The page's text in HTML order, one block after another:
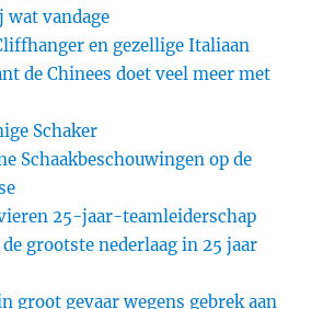
wat vandage
en gezellige Italiaan
de Chinees doet veel meer met
Schaker
Schaakbeschouwingen op de
vieren 25-jaar-teamleiderschap
grootste nederlaag in 25 jaar
groot gevaar wegens gebrek aan